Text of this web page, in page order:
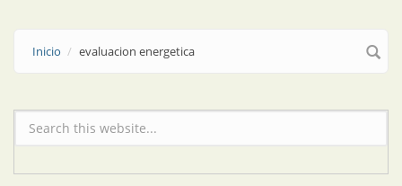
Inicio evaluacion energetica
Formulario de búsqueda